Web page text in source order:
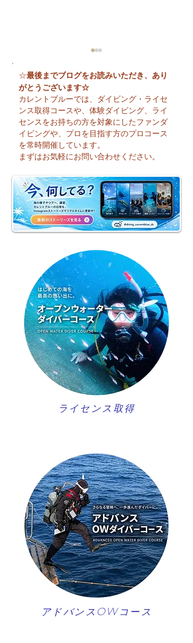
今日も暑い一日になり
そうですね☀️
☆最後までブログをお読みいただき、あり
がとうございます☆
カレントブルーでは、ダイビング・ライセ
ンス取得コースや、体験ダイビング、ライ
センスをお持ちの方を対象にしたファンダ
イビングや、プロを目指す方のプロコース
を常時開催しています。
まずはお気軽にお問い合わせください。
ライセンス取得
アドバンスOWコース